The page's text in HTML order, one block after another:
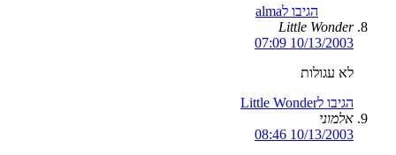
הגיבו לalma
Little Wonder
10/13/2003 07:09
לא עגולות
הגיבו לLittle Wonder
אלמוני
10/13/2003 08:46